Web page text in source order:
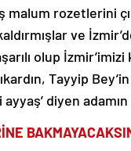
malum rozetlerini
ve
olup
Tayyip
ayyaş’ diyen